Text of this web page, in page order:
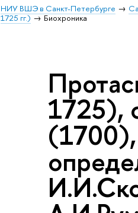
НИУ ВШЭ в Санкт-Петербурге
1725 гг.)
Биохроника
1725),